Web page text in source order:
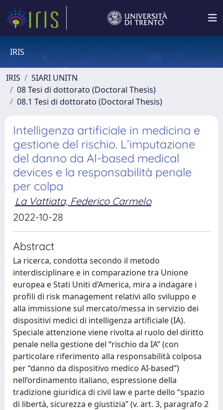
IRIS
IRIS
SIARI UNITN
08 Tesi di dottorato (Doctoral Thesis)
08.1 Tesi di dottorato (Doctoral Thesis)
Intelligenza artificiale in medicina e
gestione del rischio. L’imputazione
del danno da AI-based medical
devices e la responsabilità penale
per colpa
La Vattiata, Federico Carmelo
2022-10-28
Abstract
La ricerca, condotta secondo il metodo
interdisciplinare e in comparazione tra Unione
europea e Stati Uniti d’America, mira a indagare i
profili di risk management relativi allo sviluppo e
alla immissione sul mercato/messa in servizio dei
dispositivi medici di intelligenza artificiale (IA).
Speciale attenzione viene rivolta al ruolo del diritto
penale nella gestione del “rischio da IA” (con
particolare riferimento alla responsabilità colposa
per “danno da dispositivo medico AI-based”)
nell’ordinamento italiano, espressione della
tradizione giuridica di civil law e parte dello “spazio
di libertà, sicurezza e giustizia” (v. art. 3, paragrafo 2